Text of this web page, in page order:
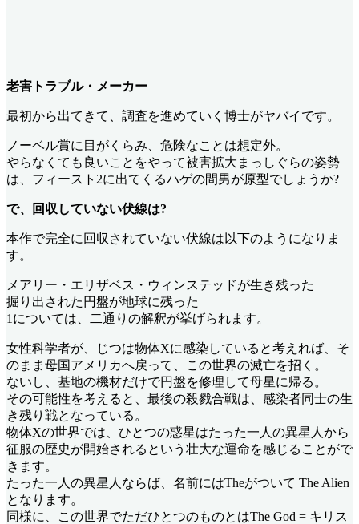
老害トラブル・メーカー
最初から出てきて、調査を進めていく博士がヤバイです。
ノーベル賞に目がくらみ、危険なことは想定外。
やらなくても良いことをやって被害拡大まっしぐらの姿勢
は、フィースト2に出てくるハゲの間男が原型でしょうか?
で、回収していない伏線は?
本作で完全に回収されていない伏線は以下のようになりま
す。
メアリー・エリザベス・ウィンステッドが生き残った
掘り出された円盤が地球に残った
1については、二通りの解釈が挙げられます。
女性科学者が、じつは物体Xに感染していると考えれば、そ
のまま母国アメリカへ戻って、この世界の滅亡を招く。
ないし、基地の機材だけで円盤を修理して母星に帰る。
その可能性を考えると、最後の殺戮合戦は、感染者同士の生
き残り戦となっている。
物体Xの世界では、ひとつの惑星はたった一人の異星人から
征服の歴史が開始されるという壮大な運命を感じることがで
きます。
たった一人の異星人ならば、名前にはTheがついて The Alien
となります。
同様に、この世界でただひとつのものとはThe God = キリス